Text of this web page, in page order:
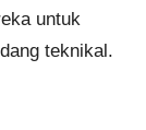
untuk
teknikal.